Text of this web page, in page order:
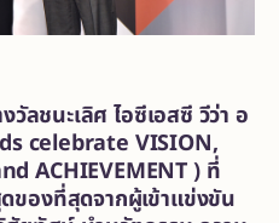
วัลชนะเลิศ ไอซีเอสซี วีว่า อ
celebrate VISION,
ACHIEVEMENT ) ที่
ของที่สุดจากผู้เข้าแข่งขัน